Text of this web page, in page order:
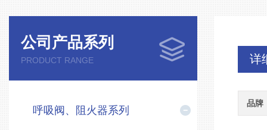
公司产品系列
PRODUCT RANGE
呼吸阀、阻火器系列
详
品牌